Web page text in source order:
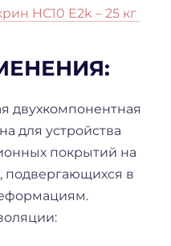
HС10 E2k – 25 кг
двухкомпонентная
для устройства
покрытий на
подвергающихся в